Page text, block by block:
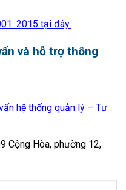
2015 tại đây.
và hỗ trợ thông
hệ thống quản lý – Tư
Cộng Hòa, phường 12,